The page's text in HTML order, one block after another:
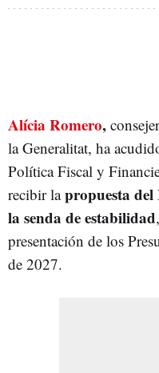
Alícia Romero,
la Generalitat, ha
Política Fiscal y
recibir lapropuesta
la senda de estabilidad
presentación de los
de 2027.